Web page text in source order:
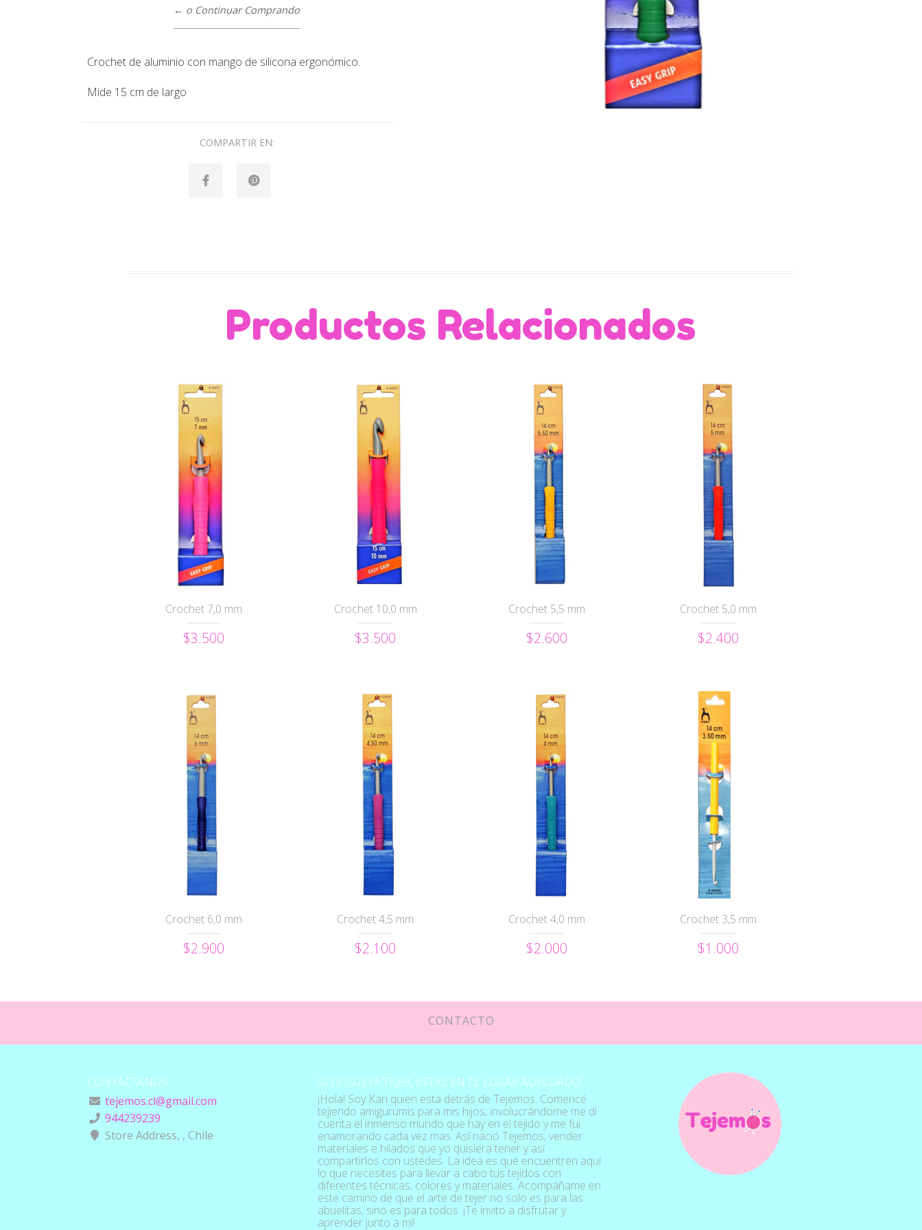
← o Continuar Comprando
Crochet de aluminio con mango de silicona ergonómico.
Mide 15 cm de largo
COMPARTIR EN:
Productos Relacionados
Crochet 7,0 mm
$3.500
Crochet 10,0 mm
$3.500
Crochet 5,5 mm
$2.600
Crochet 5,0 mm
$2.400
Crochet 6,0 mm
$2.900
Crochet 4,5 mm
$2.100
Crochet 4,0 mm
$2.000
Crochet 3,5 mm
$1.000
CONTACTO
CONTÁCTANOS
tejemos.cl@gmail.com
944239239
Store Address, , Chile
SI TE GUSTA TEJER, ESTAS EN EL LUGAR ADECUADO
¡Hola! Soy Kari quien esta detrás de Tejemos. Comencé
tejiendo amigurumis para mis hijos, involucrándome me di
cuenta el inmenso mundo que hay en el tejido y me fui
enamorando cada vez mas. Así nació Tejemos, vender
materiales e hilados que yo quisiera tener y así
compartirlos con ustedes. La idea es que encuentren aquí
lo que necesites para llevar a cabo tus tejidos con
diferentes técnicas, colores y materiales. Acompáñame en
este camino de que el arte de tejer no solo es para las
abuelitas, sino es para todos. ¡Te invito a disfrutar y
aprender junto a mí!